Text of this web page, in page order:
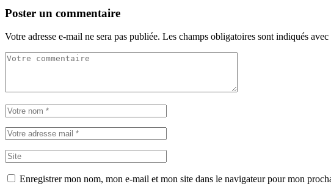
Poster un commentaire
Votre adresse e-mail ne sera pas publiée. Les champs obligatoires sont indiqués avec
Enregistrer mon nom, mon e-mail et mon site dans le navigateur pour mon